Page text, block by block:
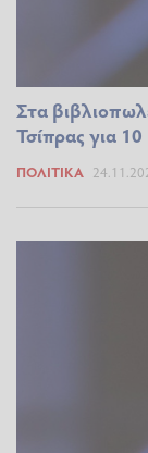
Στα
Τσίπρας για
ΠΟΛΙΤΙΚΆ